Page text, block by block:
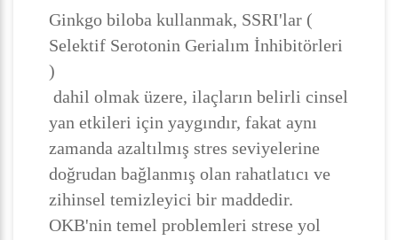
Ginkgo biloba kullanmak, SSRI'lar (
Selektif Serotonin Gerialım İnhibitörleri
)
dahil olmak üzere, ilaçların belirli cinsel
yan etkileri için yaygındır, fakat aynı
zamanda azaltılmış stres seviyelerine
doğrudan bağlanmış olan rahatlatıcı ve
zihinsel temizleyici bir maddedir.
OKB'nin temel problemleri strese yol